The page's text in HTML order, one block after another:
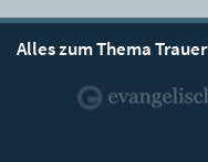
Alles zum Thema Trauer